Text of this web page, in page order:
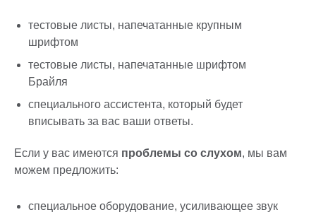
тестовые листы, напечатанные крупным
шрифтом
тестовые листы, напечатанные шрифтом
Брайля
специального ассистента, который будет
вписывать за вас ваши ответы.
Если у вас имеются проблемы со слухом, мы вам
можем предложить:
специальное оборудование, усиливающее звук